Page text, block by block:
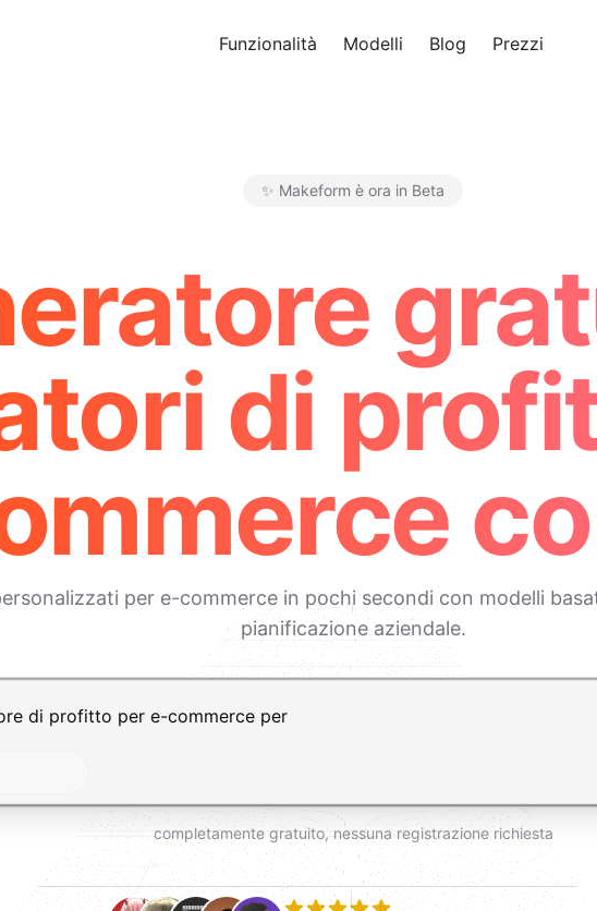
Funzionalità Modelli Blog Prezzi
✨ Makeform è ora in Beta
di
per e-commerce in pochi secondi con modelli
pianificazione aziendale.
Shift+Invio per nuova riga
completamente gratuito, nessuna registrazione richiesta